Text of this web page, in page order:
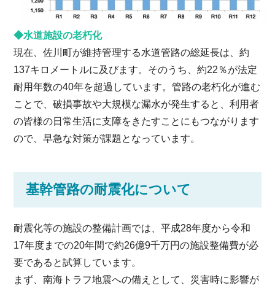
◆水道施設の老朽化
現在、佐川町が維持管理する水道管路の総延長は、約
137キロメートルに及びます。そのうち、約22％が法定
耐用年数の40年を超過しています。管路の老朽化が進む
ことで、破損事故や大規模な漏水が発生すると、利用者
の皆様の日常生活に支障をきたすことにもつながります
ので、早急な対策が課題となっています。
基幹管路の耐震化について
耐震化等の施設の整備計画では、平成28年度から令和
17年度までの20年間で約26億9千万円の施設整備費が必
要であると試算しています。
まず、南海トラフ地震への備えとして、災害時に影響が